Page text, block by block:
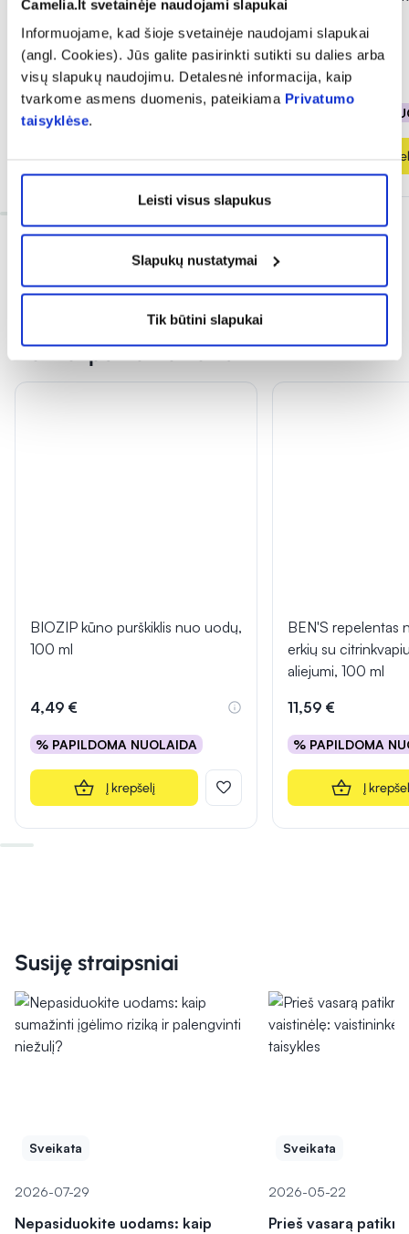
Camelia.lt svetainėje naudojami slapukai
Informuojame, kad šioje svetainėje naudojami slapukai
(angl. Cookies). Jūs galite pasirinkti sutikti su dalies arba
visų slapukų naudojimu. Detalesnė informacija, kaip
tvarkome asmens duomenis, pateikiama Privatumo
taisyklėse.
Leisti visus slapukus
Slapukų nustatymai
Tik būtini slapukai
8,89 €
% PAPILDOMA NUOLAIDA
4,49 €
% PAPILDOMA
Į
Dažnai perkama kartu
BIOZIP kūno purškiklis nuo uodų,
100 ml
4,49 €
% PAPILDOMA NUOLAIDA
Į krepšelį
BEN'S repelentas
erkių su
aliejumi, 100 ml
11,59 €
% PAPILDOMA
Į
Susiję straipsniai
Sveikata
2026-07-29
Nepasiduokite uodams: kaip
Sveikata
2026-05-22
Prieš vasarą